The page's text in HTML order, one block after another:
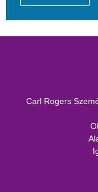
Carl Rogers